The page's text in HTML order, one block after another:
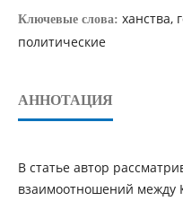
Ключевые слова: ханства,
политические
АННОТАЦИЯ
В статье автор
взаимоотношений между